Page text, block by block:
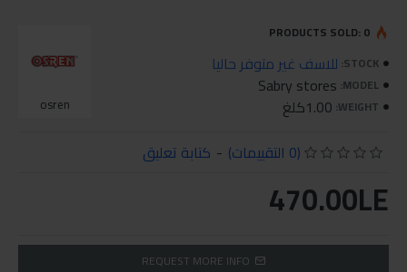
STOCK: للاسف غير متوفر حاليا
MODEL:
Sabry stores
WEIGHT: 1.00كلغ osren
PRODUCTS SOLD: 0
(0 التقييمات) - كتابة تعليق
470.00LE
REQUEST MORE INFO